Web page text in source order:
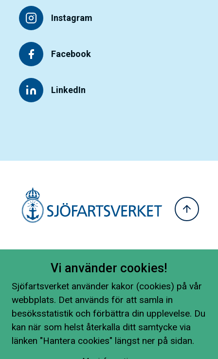
Instagram
Facebook
LinkedIn
Vi använder cookies!
Sjöfartsverket använder kakor (cookies) på vår
webbplats. Det används för att samla in
besöksstatistik och förbättra din upplevelse. Du
kan när som helst återkalla ditt samtycke via
länken "Hantera cookies" längst ner på sidan.